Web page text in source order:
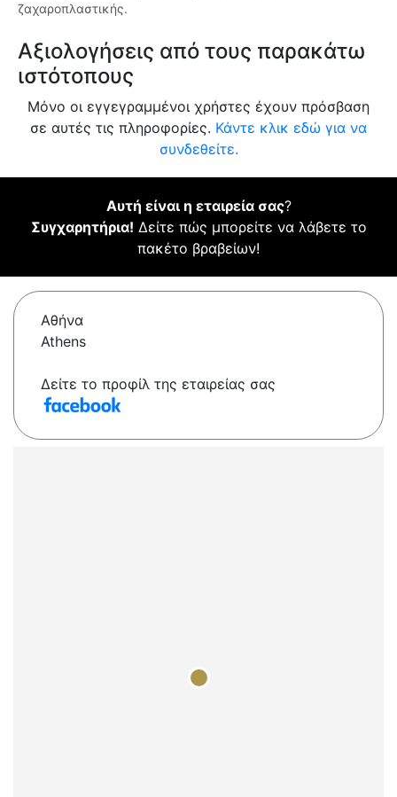
ζαχαροπλαστικής.
Αξιολογήσεις από τους παρακάτω
ιστότοπους
Μόνο οι εγγεγραμμένοι χρήστες έχουν πρόσβαση
σε αυτές τις πληροφορίες. Κάντε κλικ εδώ για να
συνδεθείτε.
Αυτή είναι η εταιρεία σας?
Συγχαρητήρια! Δείτε πώς μπορείτε να λάβετε το
πακέτο βραβείων!
Αθήνα
Athens
Δείτε το προφίλ της εταιρείας σας